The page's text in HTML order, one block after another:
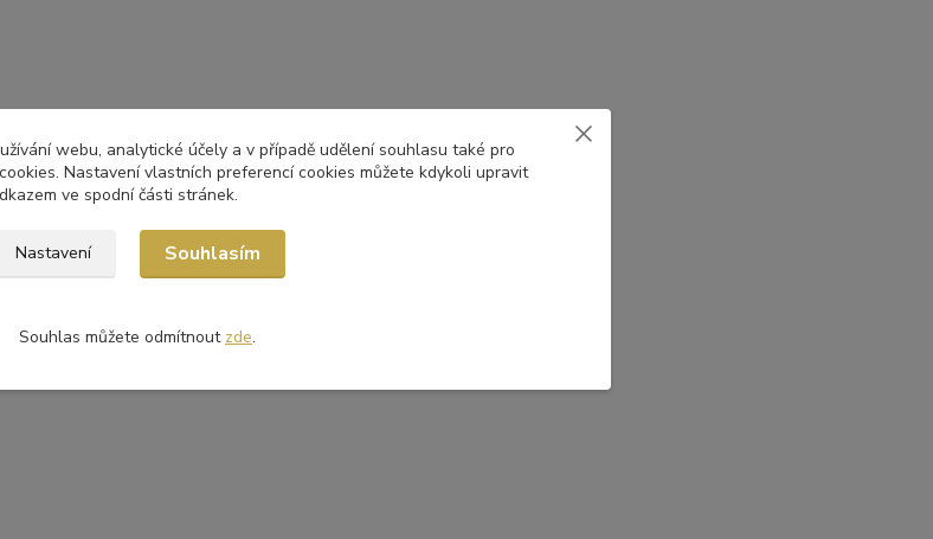
webu, analytické účely a v případě udělení souhlasu také pro
Nastavení vlastních preferencí cookies můžete kdykoli upravit
ve spodní části stránek.
Nastavení Souhlasím
Souhlas můžete odmítnout zde.